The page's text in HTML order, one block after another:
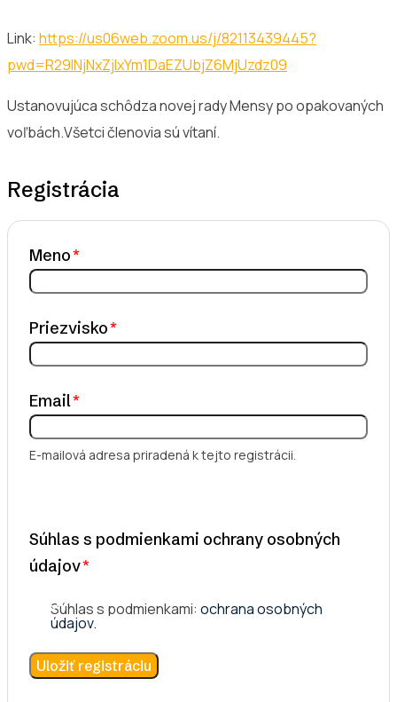
Link: https://us06web.zoom.us/j/82113439445?
pwd=R29lNjNxZjlxYm1DaEZUbjZ6MjUzdz09
Ustanovujúca schôdza novej rady Mensy po opakovaných
voľbách.Všetci členovia sú vítaní.
Registrácia
Meno
Priezvisko
Email
E-mailová adresa priradená k tejto registrácii.
Súhlas s podmienkami ochrany osobných
údajov
Súhlas s podmienkami: ochrana osobných
údajov.